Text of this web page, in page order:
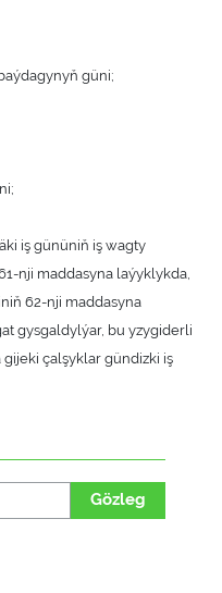
güni;
iş gününiň iş wagty
nji maddasyna laýyklykda,
62-nji maddasyna
gysgaldylýar, bu yzygiderli
çalşyklar gündizki iş
Gözleg